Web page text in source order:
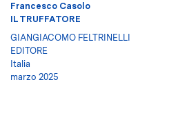
Francesco Casolo
IL TRUFFATORE
GIANGIACOMO FELTRINELLI
EDITORE
Italia
marzo 2025